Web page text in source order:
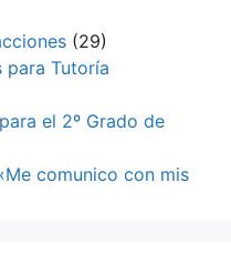
(29)
para Tutoría
el 2º Grado de
comunico con mis